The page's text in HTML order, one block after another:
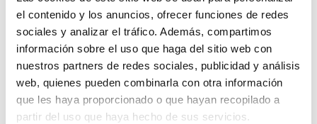
el contenido y los anuncios, ofrecer funciones de redes
sociales y analizar el tráfico. Además, compartimos
información sobre el uso que haga del sitio web con
nuestros partners de redes sociales, publicidad y análisis
web, quienes pueden combinarla con otra información
que les haya proporcionado o que hayan recopilado a
partir del uso que haya hecho de sus servicios.
menos una persona ≥ 65 años o con
discapacidad ≥ 33 %
¿Cuál es la cuantía de las ayudas?
• Programa 1 (edificios):
- 20% máximo 20.000 € por actuación